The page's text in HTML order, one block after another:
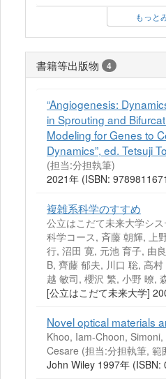
もっと
書籍等出版物 4
“Angiogenesis:
in Sprouting and
Modeling for Genes to
Dynamics”, ed. Tetsuji
(担当:分担執筆)
2021年 (ISBN:
複雑系科学のすすめ
公立はこだて未来大学シ
科学コース, 斉藤 朝輝, 上
行, 沼田 寛, 元池 育子, 由
B, 齊藤 郁夫, 川口 聡, 高
越 敏司, 櫻沢 繁, 小野 暸,
[公立はこだて未来大学]
Novel optical materials
Khoo, Iam-Choon,
Cesare (担当:分担執筆, 範
John Wiley 1997年 (ISBN: